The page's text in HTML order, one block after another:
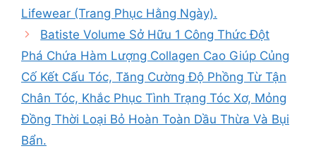
Lifewear (Trang Phục Hằng Ngày).
Batiste Volume Sở Hữu 1 Công Thức Đột
Phá Chứa Hàm Lượng Collagen Cao Giúp Củng
Cố Kết Cấu Tóc, Tăng Cường Độ Phồng Từ Tận
Chân Tóc, Khắc Phục Tình Trạng Tóc Xơ, Mỏng
Đồng Thời Loại Bỏ Hoàn Toàn Dầu Thừa Và Bụi
Bẩn.